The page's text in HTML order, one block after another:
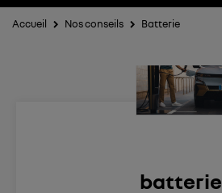
Accueil Nos conseils Batterie
batterie